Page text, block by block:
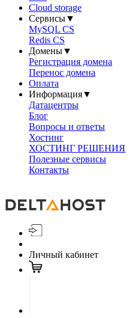
Cloud storage
Сервисы▼
MySQL CS
Redis CS
Домены▼
Регистрация домена
Перенос домена
Оплата
Информация▼
Датацентры
Блог
Вопросы и ответы
Хостинг
ХОСТИНГ РЕШЕНИЯ
Полезные сервисы
Контакты
Личный кабинет